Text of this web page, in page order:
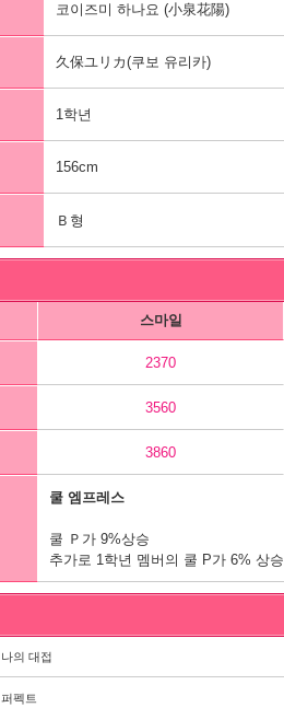
코이즈미 하나요 (小泉花陽)
久保ユリカ(쿠보 유리카)
1학년
156cm
Ｂ형
스마일
2370
3560
3860
쿨 엠프레스
쿨 Ｐ가 9%상승
추가로 1학년 멤버의 쿨 P가 6% 상승
나의 대접
퍼펙트